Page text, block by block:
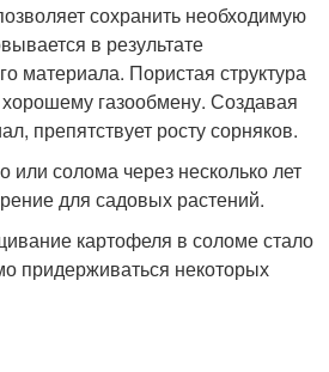
сохранить необходимую
в результате
материала. Пористая структура
газообмену. Создавая
препятствует росту сорняков.
или солома через несколько лет
для садовых растений.
картофеля в соломе стало
придерживаться некоторых